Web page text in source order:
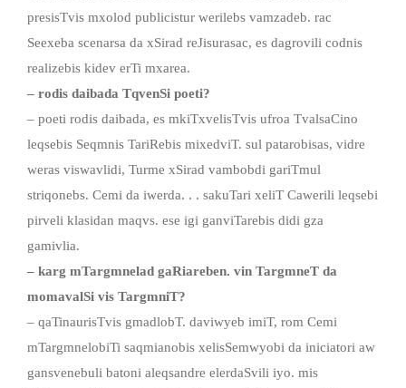
presisTvis mxolod publicistur werilebs vamzadeb. rac
Seexeba scenarsa da xSirad reJisurasac, es dagrovili codnis
realizebis kidev erTi mxarea.
– rodis daibada TqvenSi poeti?
– poeti rodis daibada, es mkiTxvelisTvis ufroa TvalsaCino
leqsebis Seqmnis TariRebis mixedviT. sul patarobisas, vidre
weras viswavlidi, Turme xSirad vambobdi gariTmul
striqonebs. Cemi da iwerda. . . sakuTari xeliT Cawerili leqsebi
pirveli klasidan maqvs. ese igi ganviTarebis didi gza
gamivlia.
– karg mTargmnelad gaRiareben. vin TargmneT da
momavalSi vis TargmniT?
– qaTinaurisTvis gmadlobT. daviwyeb imiT, rom Cemi
mTargmnelobiTi saqmianobis xelisSemwyobi da iniciatori aw
gansvenebuli batoni aleqsandre elerdaSvili iyo. mis